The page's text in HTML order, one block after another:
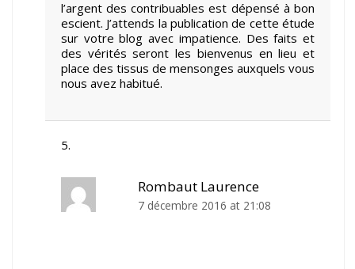
l’argent des contribuables est dépensé à bon
escient. J’attends la publication de cette étude
sur votre blog avec impatience. Des faits et
des vérités seront les bienvenus en lieu et
place des tissus de mensonges auxquels vous
nous avez habitué.
Rombaut Laurence
7 décembre 2016 at 21:08